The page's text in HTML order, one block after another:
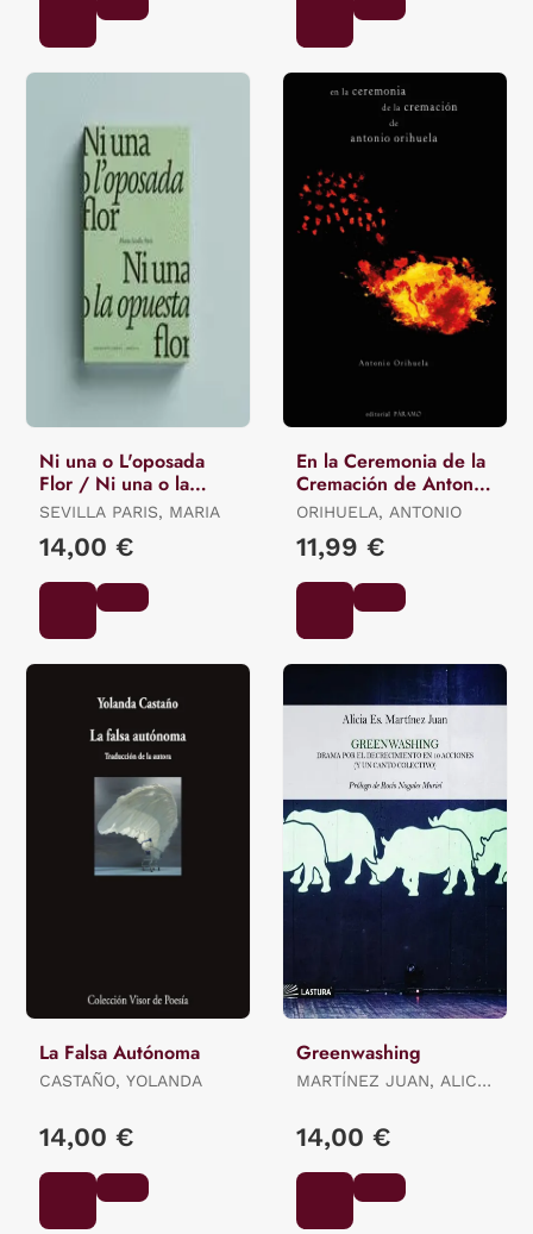
Ni una o L'oposada
Flor / Ni una o la
Opuesta Flor.
SEVILLA PARIS, MARIA
14,00 €
En la Ceremonia de la
Cremación de Antonio
Orihuela
ORIHUELA, ANTONIO
11,99 €
La Falsa Autónoma
CASTAÑO, YOLANDA
14,00 €
Greenwashing
MARTÍNEZ JUAN, ALICIA
14,00 €